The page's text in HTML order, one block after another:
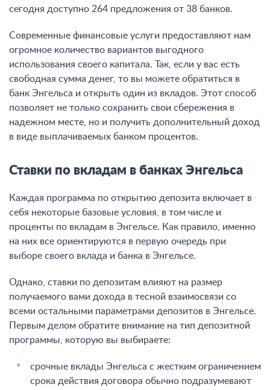
сегодня доступно 264 предложения от 38 банков.
Современные финансовые услуги предоставляют нам
огромное количество вариантов выгодного
использования своего капитала. Так, если у вас есть
свободная сумма денег, то вы можете обратиться в
банк Энгельса и открыть один из вкладов. Этот способ
позволяет не только сохранить свои сбережения в
надежном месте, но и получить дополнительный доход
в виде выплачиваемых банком процентов.
Ставки по вкладам в банках Энгельса
Каждая программа по открытию депозита включает в
себя некоторые базовые условия, в том числе и
проценты по вкладам в Энгельсе. Как правило, именно
на них все ориентируются в первую очередь при
выборе своего вклада и банка в Энгельсе.
Однако, ставки по депозитам влияют на размер
получаемого вами дохода в тесной взаимосвязи со
всеми остальными параметрами депозитов в Энгельсе.
Первым делом обратите внимание на тип депозитной
программы, которую вы выбираете:
срочные вклады Энгельса с жестким ограничением
срока действия договора обычно подразумевают